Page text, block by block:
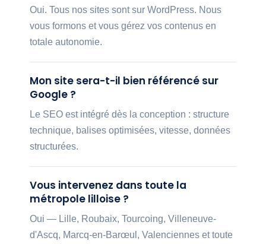
Oui. Tous nos sites sont sur WordPress. Nous
vous formons et vous gérez vos contenus en
totale autonomie.
Mon site sera-t-il bien référencé sur
Google ?
Le SEO est intégré dès la conception : structure
technique, balises optimisées, vitesse, données
structurées.
Vous intervenez dans toute la
métropole lilloise ?
Oui — Lille, Roubaix, Tourcoing, Villeneuve-
d'Ascq, Marcq-en-Barœul, Valenciennes et toute